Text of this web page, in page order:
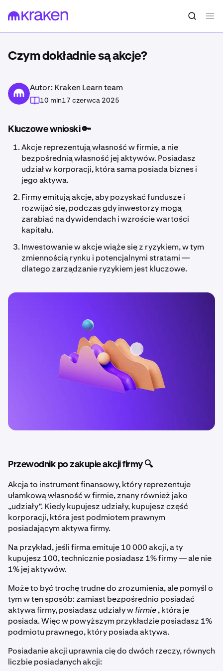
Czym dokładnie są akcje?
Autor: Kraken Learn team
10 min17 czerwca 2025
Kluczowe wnioski 🔑
Akcje reprezentują własność w firmie, a nie
bezpośrednią własność jej aktywów. Posiadasz
udział w korporacji, która sama posiada biznes i
jego aktywa.
Firmy emitują akcje, aby pozyskać fundusze i
rozwijać się, podczas gdy inwestorzy mogą
zarabiać na dywidendach i wzroście wartości
kapitału.
Inwestowanie w akcje wiąże się z ryzykiem, w tym
zmiennością rynku i potencjalnymi stratami —
dlatego zarządzanie ryzykiem jest kluczowe.
Przewodnik po zakupie akcji firmy 🔍
Akcja to instrument finansowy, który reprezentuje
ułamkową własność w firmie, znany również jako
„udziały”. Kiedy kupujesz udziały, kupujesz część
korporacji, która jest podmiotem prawnym
posiadającym aktywa firmy.
Na przykład, jeśli firma emituje 10 000 akcji, a ty
kupujesz 100, technicznie posiadasz 1% firmy — ale nie
1% jej aktywów.
Może to być trochę trudne do zrozumienia, ale pomyśl o
tym w ten sposób: zamiast bezpośrednio posiadać
aktywa firmy, posiadasz udziały wfirmie, która je
posiada. Więc w powyższym przykładzie posiadasz 1%
podmiotu prawnego, który posiada aktywa.
Posiadanie akcji uprawnia cię do dwóch rzeczy, równych
liczbie posiadanych akcji: